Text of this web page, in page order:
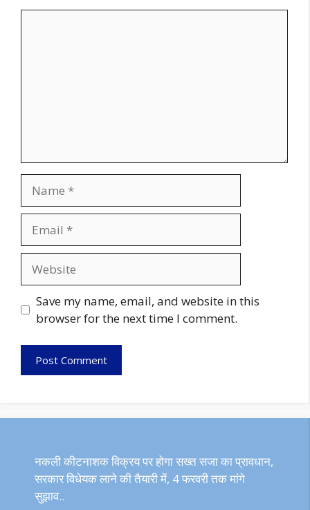
Save my name, email, and website in this
browser for the next time I comment.
नकली कीटनाशक विक्रय पर होगा सख्त सजा का प्रावधान,
सरकार विधेयक लाने की तैयारी में, 4 फरवरी तक मांगे
सुझाव..